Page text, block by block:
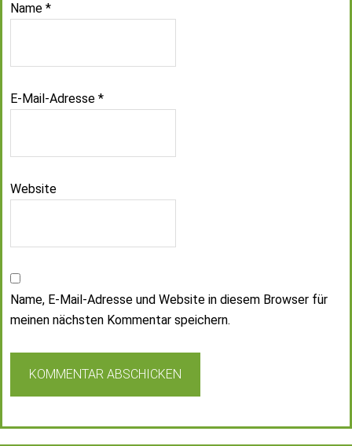
Name *
E-Mail-Adresse *
Website
Name, E-Mail-Adresse und Website in diesem Browser für
meinen nächsten Kommentar speichern.